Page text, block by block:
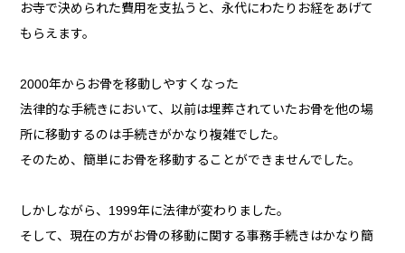
お寺で決められた費用を支払うと、永代にわたりお経をあげて
もらえます。
2000年からお骨を移動しやすくなった
法律的な手続きにおいて、以前は埋葬されていたお骨を他の場
所に移動するのは手続きがかなり複雑でした。
そのため、簡単にお骨を移動することができませんでした。
しかしながら、1999年に法律が変わりました。
そして、現在の方がお骨の移動に関する事務手続きはかなり簡